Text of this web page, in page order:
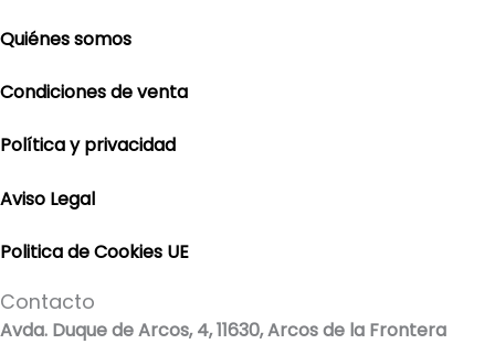
Quiénes somos
Condiciones de venta
Política y privacidad
Aviso Legal
Politica de Cookies UE
Contacto
Avda. Duque de Arcos, 4, 11630, Arcos de la Frontera